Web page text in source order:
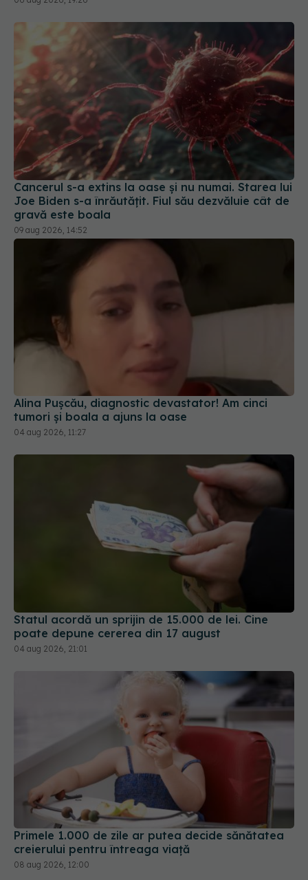
Cancerul s-a extins la oase și nu numai. Starea lui
Joe Biden s-a înrăutățit. Fiul său dezvăluie cât de
gravă este boala
09 aug 2026, 14:52
Alina Pușcău, diagnostic devastator! Am cinci
tumori și boala a ajuns la oase
04 aug 2026, 11:27
Statul acordă un sprijin de 15.000 de lei. Cine
poate depune cererea din 17 august
04 aug 2026, 21:01
Primele 1.000 de zile ar putea decide sănătatea
creierului pentru întreaga viață
08 aug 2026, 12:00